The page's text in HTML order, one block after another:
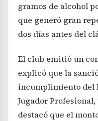
gramos de alcohol
que generó gran
dos días antes del
El club emitió un
explicó que la
incumplimiento del
Jugador Profesional,
destacó que el